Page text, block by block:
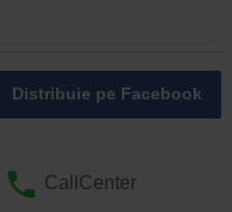
Distribuie pe Facebook
CallCenter